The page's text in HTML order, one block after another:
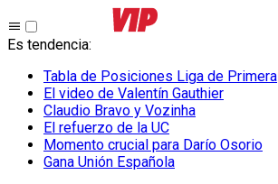
Es tendencia:
Tabla de Posiciones Liga de Primera
El video de Valentín Gauthier
Claudio Bravo y Vozinha
El refuerzo de la UC
Momento crucial para Darío Osorio
Gana Unión Española